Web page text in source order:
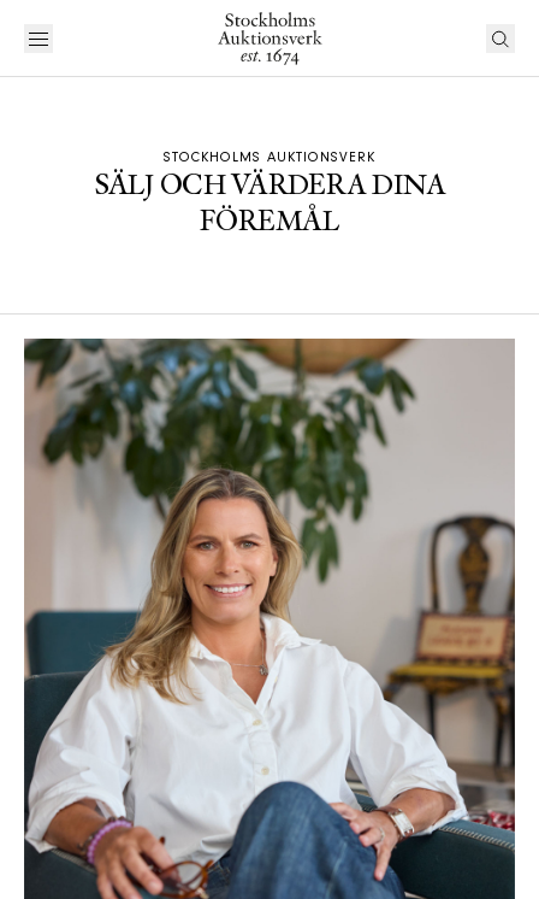
STOCKHOLMS AUKTIONSVERK
SÄLJ OCH VÄRDERA DINA
FÖREMÅL